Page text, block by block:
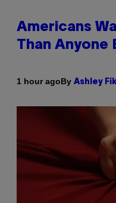
Americans
Than Anyone
1 hour agoBy Ashley